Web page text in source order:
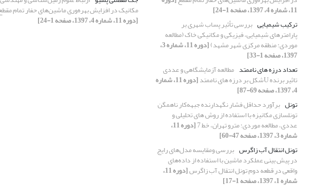
11، شماره 4، 1397، صفحه 1-24]
ترکیب شیمیایی بررسی تأثیر پساب شهری بر
پارامترهای شیمیایی، فیزیکی و مکانیکی خاک (مطالعه
موردی: منطقه مرکزی شهر مشهد) [دوره 11، شماره 3،
1397، صفحه 1-33]
تعداد درزه های ناممتد مطالعه آزمایشگاهی و عددی
تاثیر برنده Uشکل بر درزه های ناممتد [دوره 11، شماره
4، 1397، صفحه 69-87]
تونل برآورد حداقل فشار نگهدارنده جبهه‌کار ناهمگن
تونلسازی مکانیزه با استفاده از روش های تحلیلی و
عددی، مطالعه موردی: مترو تهران، خط 7 [دوره 11،
شماره 3، 1397، صفحه 47-60]
تونل انتقال آب زاگرس بررسی ومقایسه مدل‌های رایج
در پیش بینی عملکرد ماشین با استفاده از داده‌های
واقعی در قطعه دوم تونل انتقال آب زاگرس [دوره 11،
شماره 1، 1397، صفحه 1-17]
مکانیک در افزایش بهره‌وری ماشین‌های حفار تمام
[دوره 11، شماره 4، 1397، صفحه 1-24]